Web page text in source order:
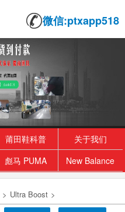
微信:ptxapp518
莆田鞋科普
关于我们
彪马 PUMA New Balance
> Ultra Boost >